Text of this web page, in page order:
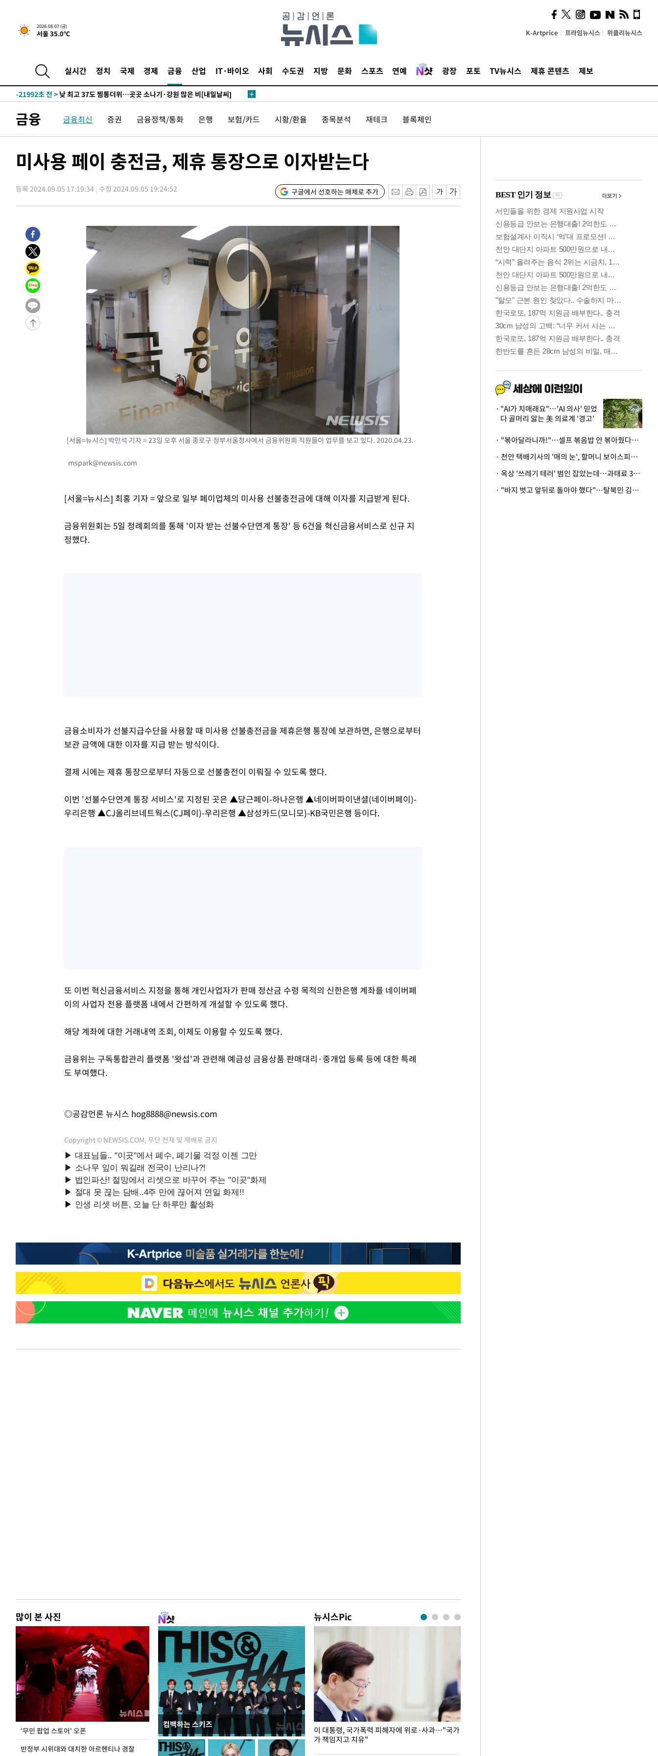
2026.08.07 (금)
서울 35.0℃ K-Artprice 프라임뉴시스 위클리뉴시스
실시간 정치 국제 경제 금융 산업 IT·바이오 사회 수도권 지방 문화 스포츠 연예 광장 포토 TV뉴시스 제휴 콘텐츠 제보
1시간 전 >민주 콩고 에볼라환자 4천명 돌파, 4053명 발생 1850명 사망
-24021초 전 >
[단독]중수청 지원 검사들, 정원 초과 시 낮은 계급 임용…희망지 못
갈 수도
-21992초 전 >낮 최고 37도 찜통더위…곳곳 소나기·강원 많은 비[내일날씨]
-20298초 전 >SK하이닉스, 용인·청주 팹에 54조 투자…"AI 메모리 수요 선제 대
응"
-17154초 전 >
여자배구 이재영·이다영 자매, 아제르바이잔 투란VC 입단
-16407초 전 >
외국인 심판 성 접대 7경기 들여다보니…한국 축구 '5승 2무'
-16094초 전 >[속보]코스피, 6200선 약보합…0.60% 내린 6258.77에 마쳐
-16074초 전 >[속보]원·달러 환율, 7.7원 내린 1416.1원 마감
[속보]종합특검, '계엄 수용공간 확보' 신용해 前교정본부장 기소
-11926초 전 >외신들도 주목한 韓축구 파문…"국민적 공분에 수사 재개"
-10919초 전 >
[속보]규제합리화위원회 부위원장에 김태유 서울대 공대 교수…이
병태 후임
-7277초 전 >
[속보]국힘 윤리위, '돌려차기 발언' 진종오·서범수 징계 절차 개시
-2602초 전 >
[속보] 7월 중국 수출 23.9%↑ 수입 27.5%↑…무역총액 25.3%↑
3분 전 >
[속보]'채상병 순직 책임' 임성근, 항소심도 징역 3년
6분 전 > [속보]종합특검, '관저이전 봐주기 감사' 유병호 구속기소
1시간 전 >
민주 콩고 에볼라환자 4천명 돌파, 4053명 발생 1850명 사망
-24094초 전 >
"낮 기온 소폭 하락"…수도권 폭염중대경보, 폭염경보로 하향
-24058초 전 >
[속보]이 대통령, '호우피해' 안동·의성 관할 4개 면 특별재난지역
[단독]중수청 지원 검사들, 정원 초과 시 낮은 계급 임용…희망지 못
낮 최고 37도 찜통더위…곳곳 소나기·강원 많은 비[내일날씨]
SK하이닉스, 용인·청주 팹에 54조 투자…"AI 메모리 수요 선제 대
여자배구 이재영·이다영 자매, 아제르바이잔 투란VC 입단
외국인 심판 성 접대 7경기 들여다보니…한국 축구 '5승 2무'
[속보]코스닥, 2.86포인트(0.36%) 내린 798.81마감
[속보]코스피, 6200선 약보합…0.60% 내린 6258.77에 마쳐
[속보]원·달러 환율, 7.7원 내린 1416.1원 마감
[속보]종합특검, '계엄 수용공간 확보' 신용해 前교정본부장 기소
11시간 압수수색에 성접대 파문까지…'쑥대밭' 된 축구협회
[속보]국힘 윤리위, '돌려차기 발언' 진종오·서범수 징계 절차 개시
[속보] 7월 중국 수출 23.9%↑ 수입 27.5%↑…무역총액 25.3%↑
금융 금융최신 증권 금융정책/통화 은행 보험/카드 시황/환율 종목분석 재테크 블록체인
미사용 페이 충전금, 제휴 통장으로 이자받는다
등록 2024.09.05 17:19:34 수정 2024.09.05 19:24:52 구글에서 선호하는 매체로 추가
[서울=뉴시스] 박민석 기자 = 23일 오후 서울 종로구 정부서울청사에서 금융위원회 직원들이 업무를 보고 있다. 2020.04.23.
mspark@newsis.com
[서울=뉴시스] 최홍 기자 = 앞으로 일부 페이업체의 미사용 선불충전금에 대해 이자를 지급받게 된다.
금융위원회는 5일 정례회의를 통해 '이자 받는 선불수단연계 통장' 등 6건을 혁신금융서비스로 신규 지
정했다.
금융소비자가 선불지급수단을 사용할 때 미사용 선불충전금을 제휴은행 통장에 보관하면, 은행으로부터
보관 금액에 대한 이자를 지급 받는 방식이다.
결제 시에는 제휴 통장으로부터 자동으로 선불충전이 이뤄질 수 있도록 했다.
이번 '선불수단연계 통장 서비스'로 지정된 곳은 ▲당근페이-하나은행 ▲네이버파이낸셜(네이버페이)-
우리은행 ▲CJ올리브네트웍스(CJ페이)-우리은행 ▲삼성카드(모니모)-KB국민은행 등이다.
또 이번 혁신금융서비스 지정을 통해 개인사업자가 판매 정산금 수령 목적의 신한은행 계좌를 네이버페
이의 사업자 전용 플랫폼 내에서 간편하게 개설할 수 있도록 했다.
해당 계좌에 대한 거래내역 조회, 이체도 이용할 수 있도록 했다.
금융위는 구독통합관리 플랫폼 '왓섭'과 관련해 예금성 금융상품 판매대리·중개업 등록 등에 대한 특례
도 부여했다.
◎공감언론 뉴시스 hog8888@newsis.com
Copyright © NEWSIS.COM, 무단 전재 및 재배포 금지
많이 본 사진
'무민 팝업 스토어' 오픈
반정부 시위대와 대치한 아르헨티나 경찰
컴백하는 스키즈
뉴시스Pic
지석천 뒤덮은 개구리밥
이 대통령, 국가폭력 피해자에 위로·사과…"국가
가 책임지고 치유"
시, 스마트폰 액세서리에
NFC 더했다
"AI가 치매래요"…'AI 의사' 믿었
다 골머리 앓는 美 의료계 '경고'
· "볶아달라니까!"…셀프 볶음밥 안 볶아줬다고 사장 폭행한 손님
· 천안 택배기사의 '매의 눈', 할머니 보이스피싱 피해 막아
· 옥상 '쓰레기 테러' 범인 잡았는데…과태료 3만원 처분에 숙박업주 허탈
· "바지 벗고 앞뒤로 돌아야 했다"…탈북민 김서아, 기쁨조 검사 수치심 회상